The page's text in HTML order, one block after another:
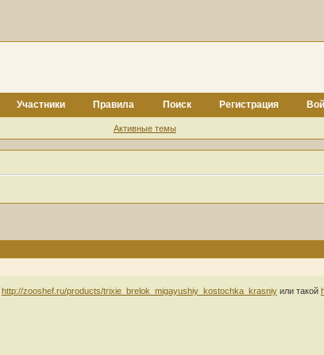
Участники Правила Поиск Регистрация
Активные темы
http://zooshef.ru/products/trixie_brelok_migayushiy_kostochka_krasniyили такой